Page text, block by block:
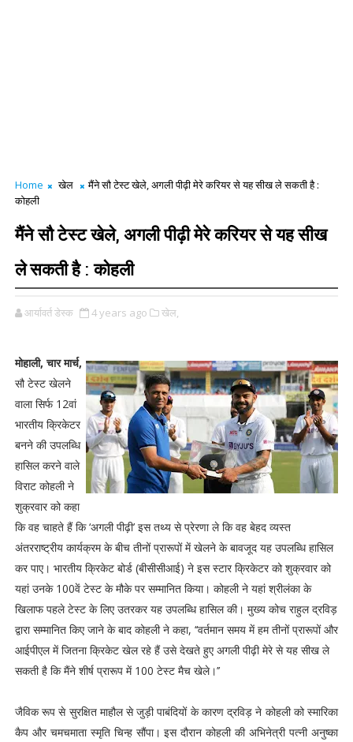
Home खेल
मैंने सौ टेस्ट खेले, अगली पीढ़ी मेरे करियर से यह सीख ले सकती है :
कोहली
मैंने सौ टेस्ट खेले, अगली पीढ़ी मेरे करियर से यह सीख
ले सकती है : कोहली
आर्यावर्त डेस्क 4 years ago खेल,
मोहाली, चार मार्च,
सौ टेस्ट खेलने
वाला सिर्फ 12वां
भारतीय क्रिकेटर
बनने की उपलब्धि
हासिल करने वाले
विराट कोहली ने
शुक्रवार को कहा
कि वह चाहते हैं कि ‘अगली पीढ़ी’ इस तथ्य से प्रेरणा ले कि वह बेहद व्यस्त
अंतरराष्ट्रीय कार्यक्रम के बीच तीनों प्रारूपों में खेलने के बावजूद यह उपलब्धि हासिल
कर पाए। भारतीय क्रिकेट बोर्ड (बीसीसीआई) ने इस स्टार क्रिकेटर को शुक्रवार को
यहां उनके 100वें टेस्ट के मौके पर सम्मानित किया। कोहली ने यहां श्रीलंका के
खिलाफ पहले टेस्ट के लिए उतरकर यह उपलब्धि हासिल की। मुख्य कोच राहुल द्रविड़
द्वारा सम्मानित किए जाने के बाद कोहली ने कहा, ‘‘वर्तमान समय में हम तीनों प्रारूपों और
आईपीएल में जितना क्रिकेट खेल रहे हैं उसे देखते हुए अगली पीढ़ी मेरे से यह सीख ले
सकती है कि मैंने शीर्ष प्रारूप में 100 टेस्ट मैच खेले।’’
जैविक रूप से सुरक्षित माहौल से जुड़ी पाबंदियों के कारण द्रविड़ ने कोहली को स्मारिका
कैप और चमचमाता स्मृति चिन्ह सौंपा। इस दौरान कोहली की अभिनेत्री पत्नी अनुष्का